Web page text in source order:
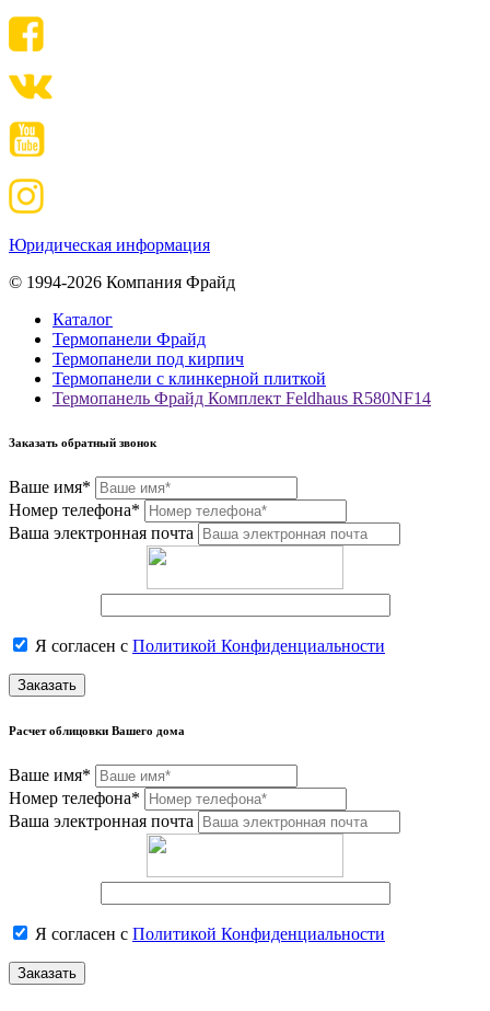
Юридическая информация
© 1994-2026 Компания Фрайд
Каталог
Термопанели Фрайд
Термопанели под кирпич
Термопанели с клинкерной плиткой
Термопанель Фрайд Комплект Feldhaus R580NF14
Заказать обратный звонок
Ваше имя*
Номер телефона*
Ваша электронная почта
Я согласен с Политикой Конфиденциальности
Заказать
Расчет облицовки Вашего дома
Ваше имя*
Номер телефона*
Ваша электронная почта
Я согласен с Политикой Конфиденциальности
Заказать